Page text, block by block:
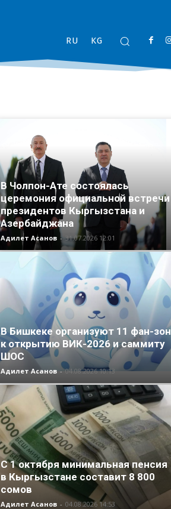
RU KG
В Чолпон-Ате состоялась
церемония официальной встречи
президентов Кыргызстана и
Азербайджана
Адилет Асанов - 31.07.2026 12:01
В Бишкеке организуют 11 фан-зон
к открытию ВИК-2026 и саммиту
ШОС
Адилет Асанов - 04.08.2026 10:13
С 1 октября минимальная пенсия
в Кыргызстане составит 8 800
сомов
Адилет Асанов - 04.08.2026 14:53